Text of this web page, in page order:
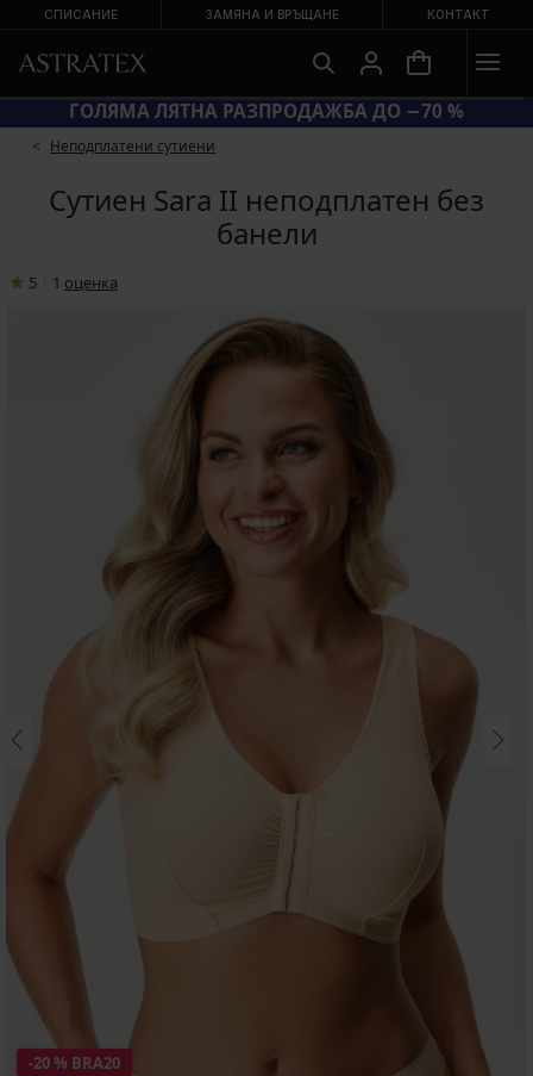
СПИСАНИЕ ЗАМЯНА И ВРЪЩАНЕ КОНТАКТ
КОД BRA20 = СУТИЕНИ −20 %
Неподплатени сутиени
Сутиен Sara II неподплатен без
банели
5 1 oценка
-20 % BRA20